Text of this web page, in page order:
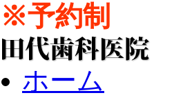
※予約制
ホーム